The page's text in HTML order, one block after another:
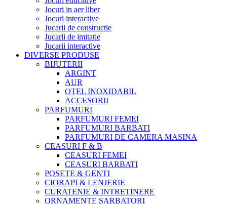
Jocuri in aer liber
Jocuri interactive
Jucarii de constructie
Jucarii de imitatie
Jucarii interactive
DIVERSE PRODUSE
BIJUTERII
ARGINT
AUR
OTEL INOXIDABIL
ACCESORII
PARFUMURI
PARFUMURI FEMEI
PARFUMURI BARBATI
PARFUMURI DE CAMERA MASINA
CEASURI F & B
CEASURI FEMEI
CEASURI BARBATI
POSETE & GENTI
CIORAPI & LENJERIE
CURATENIE & INTRETINERE
ORNAMENTE SARBATORI